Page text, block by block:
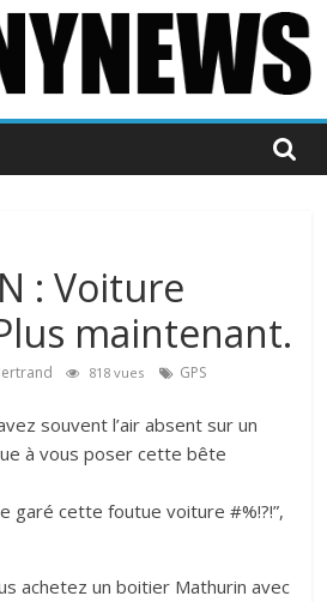
: Voiture
maintenant.
818 vues GPS
souvent l’air absent sur un
à vous poser cette bête
garé cette foutue voiture #%!?!”,
achetez un boitier Mathurin avec